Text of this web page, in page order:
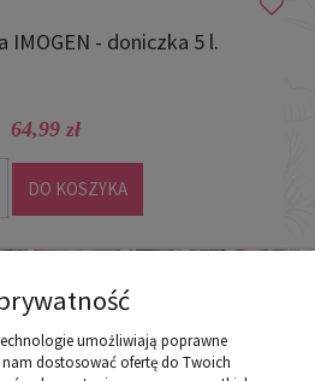
IMOGEN - doniczka 5 l.
64,99 zł
DO KOSZYKA
umożliwiają poprawne
dostosować ofertę do Twoich